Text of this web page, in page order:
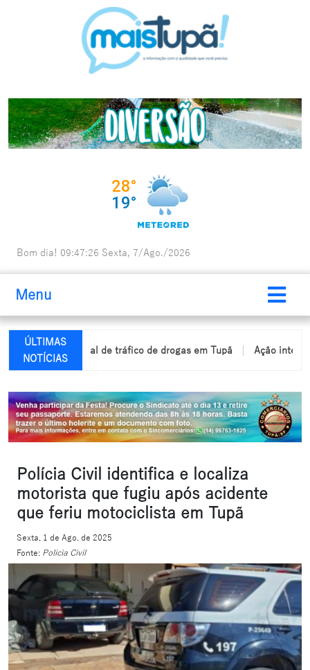
Bom dia! 09:47:27 Sexta, 7/Ago./2026
Menu
ÚLTIMAS
NOTÍCIAS
infracional de tráfico de drogas em Tupã Ação integrada
Polícia Civil identifica e localiza
motorista que fugiu após acidente
que feriu motociclista em Tupã
Sexta, 1 de Ago. de 2025
Fonte: Polícia Civil